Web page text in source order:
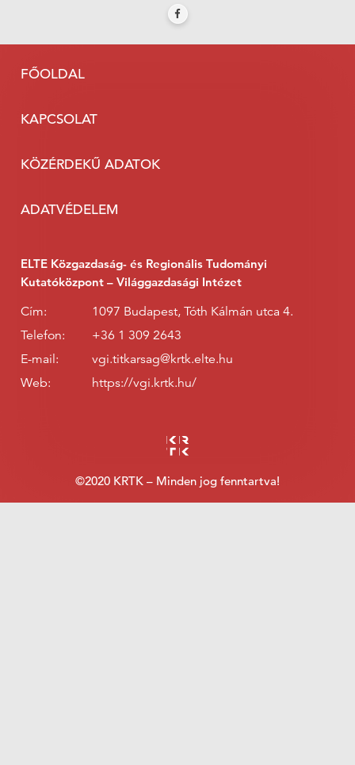
FŐOLDAL
KAPCSOLAT
KÖZÉRDEKŰ ADATOK
ADATVÉDELEM
ELTE Közgazdaság- és Regionális Tudományi
Kutatóközpont – Világgazdasági Intézet
Cím:
1097 Budapest, Tóth Kálmán utca 4.
Telefon:
+36 1 309 2643
E-mail:
vgi.titkarsag@krtk.elte.hu
Web:
https://vgi.krtk.hu/
©2020 KRTK – Minden jog fenntartva!